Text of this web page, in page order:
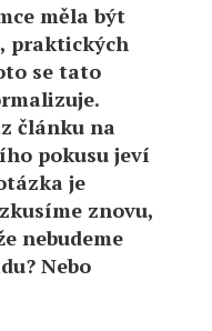
měla být
praktických
se tato
článku na
pokusu jeví
je
znovu,
nebudeme
Nebo